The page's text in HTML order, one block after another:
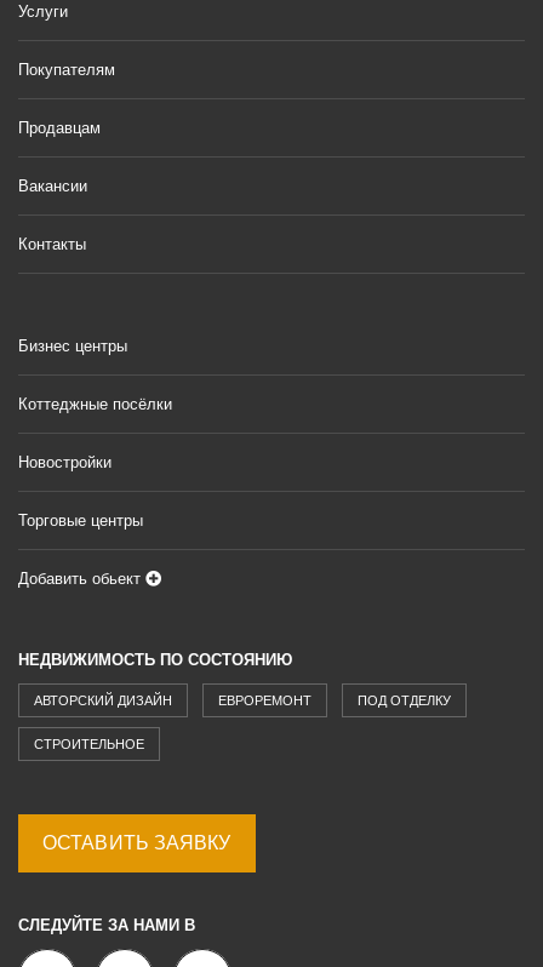
Услуги
Покупателям
Продавцам
Вакансии
Контакты
Бизнес центры
Коттеджные посёлки
Новостройки
Торговые центры
Добавить обьект
НЕДВИЖИМОСТЬ ПО СОСТОЯНИЮ
АВТОРСКИЙ ДИЗАЙН ЕВРОРЕМОНТ ПОД ОТДЕЛКУ
СТРОИТЕЛЬНОЕ
ОСТАВИТЬ ЗАЯВКУ
СЛЕДУЙТЕ ЗА НАМИ В